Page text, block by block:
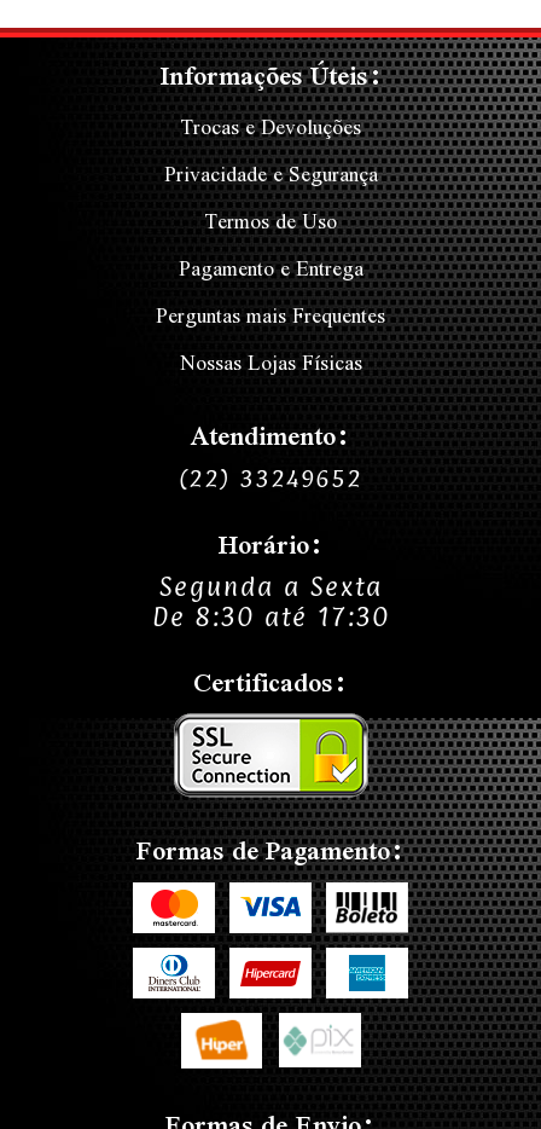
Informações Úteis:
Trocas e Devoluções
Privacidade e Segurança
Termos de Uso
Pagamento e Entrega
Perguntas mais Frequentes
Nossas Lojas Físicas
Atendimento:
(22) 33249652
Horário:
Segunda a Sexta
De 8:30 até 17:30
Certificados:
Formas de Pagamento: